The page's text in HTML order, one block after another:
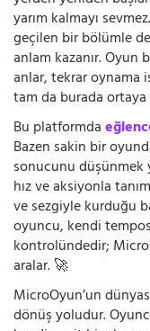
yarım kalmayı
geçilen bir bölümle
anlam kazanır. Oyun
anlar, tekrar oynama
tam da burada ortaya
Bu platformda
Bazen sakin bir
sonucunu
hız ve aksiyonla
ve sezgiyle kurduğu
oyuncu, kendi
kontrolündedir;
aralar. 🚀
MicroOyun’un
dönüş yoludur.